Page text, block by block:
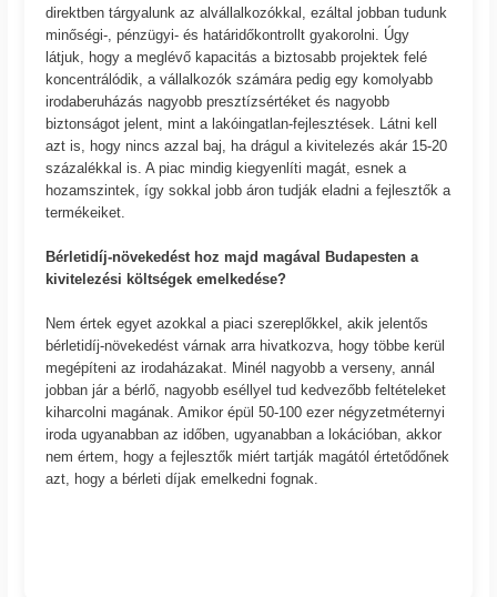
direktben tárgyalunk az alvállalkozókkal, ezáltal jobban tudunk
minőségi-, pénzügyi- és határidőkontrollt gyakorolni. Úgy
látjuk, hogy a meglévő kapacitás a biztosabb projektek felé
koncentrálódik, a vállalkozók számára pedig egy komolyabb
irodaberuházás nagyobb presztízsértéket és nagyobb
biztonságot jelent, mint a lakóingatlan-fejlesztések. Látni kell
azt is, hogy nincs azzal baj, ha drágul a kivitelezés akár 15-20
százalékkal is. A piac mindig kiegyenlíti magát, esnek a
hozamszintek, így sokkal jobb áron tudják eladni a fejlesztők a
termékeiket.
Bérletidíj-növekedést hoz majd magával Budapesten a
kivitelezési költségek emelkedése?
Nem értek egyet azokkal a piaci szereplőkkel, akik jelentős
bérletidíj-növekedést várnak arra hivatkozva, hogy többe kerül
megépíteni az irodaházakat. Minél nagyobb a verseny, annál
jobban jár a bérlő, nagyobb eséllyel tud kedvezőbb feltételeket
kiharcolni magának. Amikor épül 50-100 ezer négyzetméternyi
iroda ugyanabban az időben, ugyanabban a lokációban, akkor
nem értem, hogy a fejlesztők miért tartják magától értetődőnek
azt, hogy a bérleti díjak emelkedni fognak.